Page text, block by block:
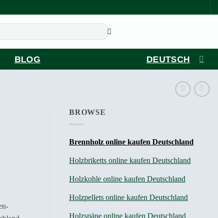
BLOG DEUTSCH
BROWSE
Brennholz online kaufen Deutschland
Holzbriketts online kaufen Deutschland
Holzkohle online kaufen Deutschland
Holzpellets online kaufen Deutschland
Holzspäne online kaufen Deutschland